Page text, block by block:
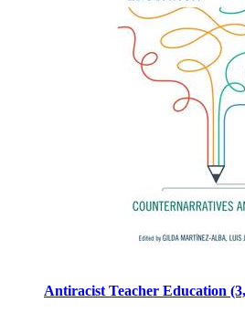
Antiracist Teacher Education